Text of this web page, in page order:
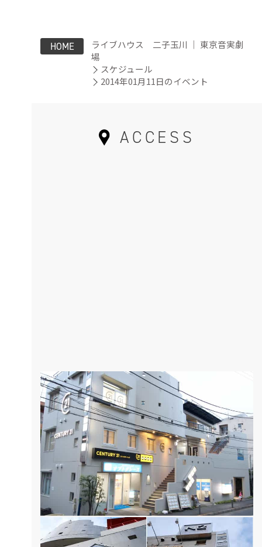
HOME
ライブハウス 二子玉川 ｜ 東京音実劇
場
スケジュール
2014年01月11日のイベント
ACCESS